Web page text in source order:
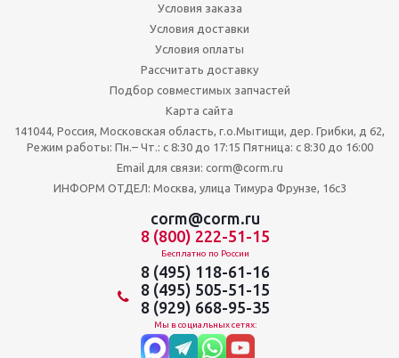
Условия заказа
Условия доставки
Условия оплаты
Рассчитать доставку
Подбор совместимых запчастей
Карта сайта
141044, Россия, Московская область, г.о.Мытищи, дер. Грибки, д 62,
Режим работы: Пн.– Чт.: с 8:30 до 17:15 Пятница: c 8:30 до 16:00
Email для связи: corm@corm.ru
ИНФОРМ ОТДЕЛ: Москва, улица Тимура Фрунзе, 16с3
corm@corm.ru
8 (800) 222-51-15
Бесплатно по России
8 (495) 118-61-16
8 (495) 505-51-15
8 (929) 668-95-35
Мы в социальных сетях: